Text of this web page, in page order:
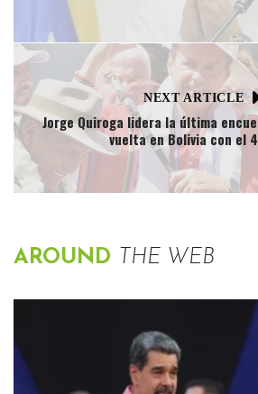
NEXT ARTICLE
Jorge Quiroga lidera la última
vuelta en Bolivia con el
AROUND THE WEB